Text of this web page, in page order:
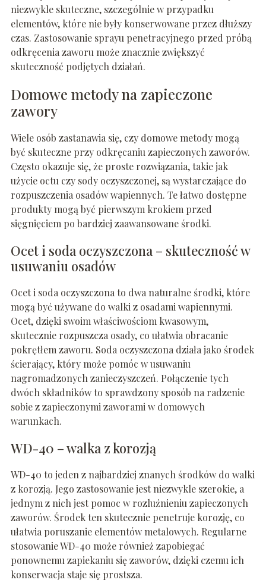
niezwykle skuteczne, szczególnie w przypadku
elementów, które nie były konserwowane przez dłuższy
czas. Zastosowanie sprayu penetracyjnego przed próbą
odkręcenia zaworu może znacznie zwiększyć
skuteczność podjętych działań.
Domowe metody na zapieczone
zawory
Wiele osób zastanawia się, czy domowe metody mogą
być skuteczne przy odkręcaniu zapieczonych zaworów.
Często okazuje się, że proste rozwiązania, takie jak
użycie octu czy sody oczyszczonej, są wystarczające do
rozpuszczenia osadów wapiennych. Te łatwo dostępne
produkty mogą być pierwszym krokiem przed
sięgnięciem po bardziej zaawansowane środki.
Ocet i soda oczyszczona – skuteczność w
usuwaniu osadów
Ocet i soda oczyszczona to dwa naturalne środki, które
mogą być używane do walki z osadami wapiennymi.
Ocet, dzięki swoim właściwościom kwasowym,
skutecznie rozpuszcza osady, co ułatwia obracanie
pokrętłem zaworu. Soda oczyszczona działa jako środek
ścierający, który może pomóc w usuwaniu
nagromadzonych zanieczyszczeń. Połączenie tych
dwóch składników to sprawdzony sposób na radzenie
sobie z zapieczonymi zaworami w domowych
warunkach.
WD-40 – walka z korozją
WD-40 to jeden z najbardziej znanych środków do walki
z korozją. Jego zastosowanie jest niezwykle szerokie, a
jednym z nich jest pomoc w rozluźnieniu zapieczonych
zaworów. Środek ten skutecznie penetruje korozję, co
ułatwia poruszanie elementów metalowych. Regularne
stosowanie WD-40 może również zapobiegać
ponownemu zapiekaniu się zaworów, dzięki czemu ich
konserwacja staje się prostsza.